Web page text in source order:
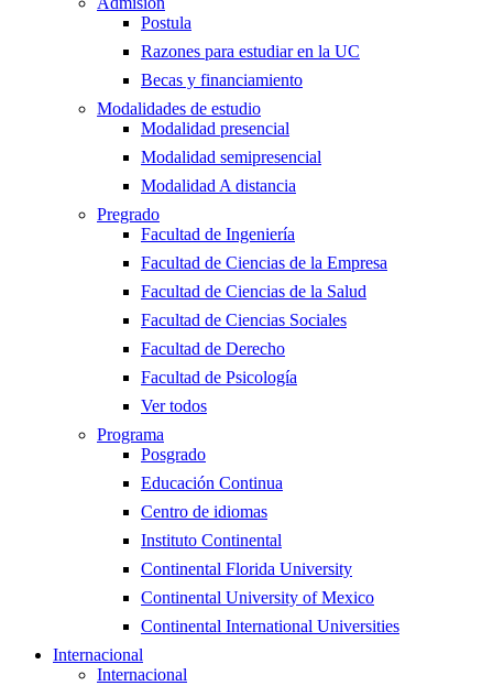
Postula
Razones para estudiar en la UC
Becas y financiamiento
Modalidades de estudio
Modalidad presencial
Modalidad semipresencial
Modalidad A distancia
Pregrado
Facultad de Ingeniería
Facultad de Ciencias de la Empresa
Facultad de Ciencias de la Salud
Facultad de Ciencias Sociales
Facultad de Derecho
Facultad de Psicología
Ver todos
Programa
Posgrado
Educación Continua
Centro de idiomas
Instituto Continental
Continental Florida University
Continental University of Mexico
Continental International Universities
Internacional
Internacional